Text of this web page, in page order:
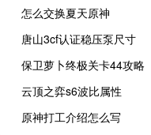
怎么交换夏天原神
唐山3cf认证稳压泵尺寸
保卫萝卜终极关卡44攻略
云顶之弈s6波比属性
原神打工介绍怎么写